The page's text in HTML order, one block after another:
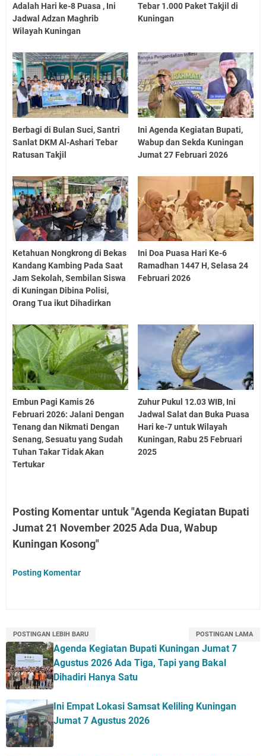
Adalah Hari ke-8 Puasa , Ini
Jadwal Adzan Maghrib
Wilayah Kuningan
Tebar 1.000 Paket Takjil di
Kuningan
Berbagi di Bulan Suci, Santri
Sanlat DKM Al-Ashari Tebar
Ratusan Takjil
Ini Agenda Kegiatan Bupati,
Wabup dan Sekda Kuningan
Jumat 27 Februari 2026
Ketahuan Nongkrong di Bekas
Kandang Kambing Pada Saat
Jam Sekolah, Sembilan Siswa
di Kuningan Dibina Polisi,
Orang Tua ikut Dihadirkan
Ini Doa Puasa Hari Ke-6
Ramadhan 1447 H, Selasa 24
Februari 2026
Embun Pagi Kamis 26
Februari 2026: Jalani Dengan
Tenang dan Nikmati Dengan
Senang, Sesuatu yang Sudah
Tuhan Takar Tidak Akan
Tertukar
Zuhur Pukul 12.03 WIB, Ini
Jadwal Salat dan Buka Puasa
Hari ke-7 untuk Wilayah
Kuningan, Rabu 25 Februari
2025
Posting Komentar untuk "Agenda Kegiatan Bupati
Jumat 21 November 2025 Ada Dua, Wabup
Kuningan Kosong"
Posting Komentar
POSTINGAN LEBIH BARU POSTINGAN LAMA
Agenda Kegiatan Bupati Kuningan Jumat 7
Agustus 2026 Ada Tiga, Tapi yang Bakal
Dihadiri Hanya Satu
Ini Empat Lokasi Samsat Keliling Kuningan
Jumat 7 Agustus 2026